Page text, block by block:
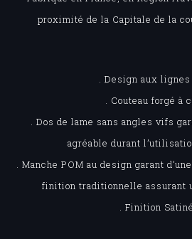
proximité de la Capitale de la
. Design aux
. Couteau forgé à
. Dos de lame sans angles vifs
agréable durant
. Manche POM au design garant
finition traditionnelle assurant
. Finition